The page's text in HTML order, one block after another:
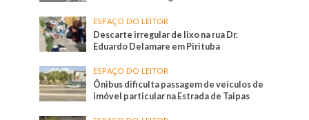
ESPAÇO DO LEITOR
Descarte irregular de lixo na rua Dr.
Eduardo Delamare em Pirituba
ESPAÇO DO LEITOR
Ônibus dificulta passagem de veículos de
imóvel particular na Estrada de Taipas